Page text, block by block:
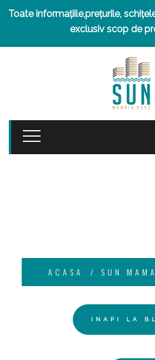
Toate informațiile,prețurile,
exclusiv scop de
ACASA SUN
INAPI LA